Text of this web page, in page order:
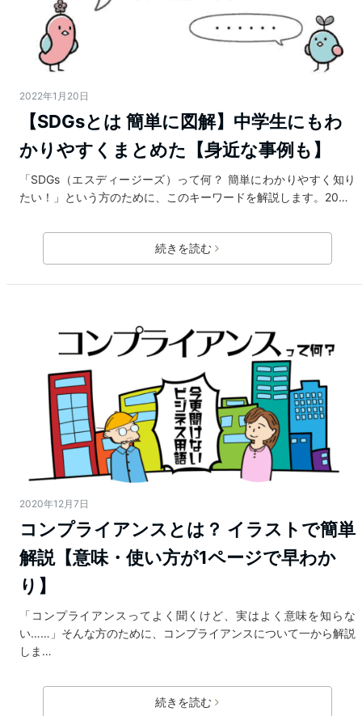
2022年1月20日
【SDGsとは 簡単に図解】中学生にもわ
かりやすくまとめた【身近な事例も】
「SDGs（エスディージーズ）って何？ 簡単にわかりやすく知り
たい！」という方のために、このキーワードを解説します。20…
続きを読む
2020年12月7日
コンプライアンスとは？ イラストで簡単
解説【意味・使い方が1ページで早わか
り】
「コンプライアンスってよく聞くけど、実はよく意味を知らな
い……」そんな方のために、コンプライアンスについて一から解説
しま…
続きを読む